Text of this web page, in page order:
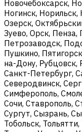
Новочебоксарск,
Ногинск,
Озерск,
Зуево, Орск,
Петрозаводск,
Пушкино,
на-Дону, Рубцовск,
Санкт-Петербург,
Северодвинск,
Симферополь,
Сочи, Ставрополь,
Сургут, Сызрань,
Тобольск,